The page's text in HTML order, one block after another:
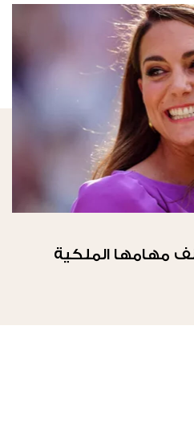
مهامها الملكية